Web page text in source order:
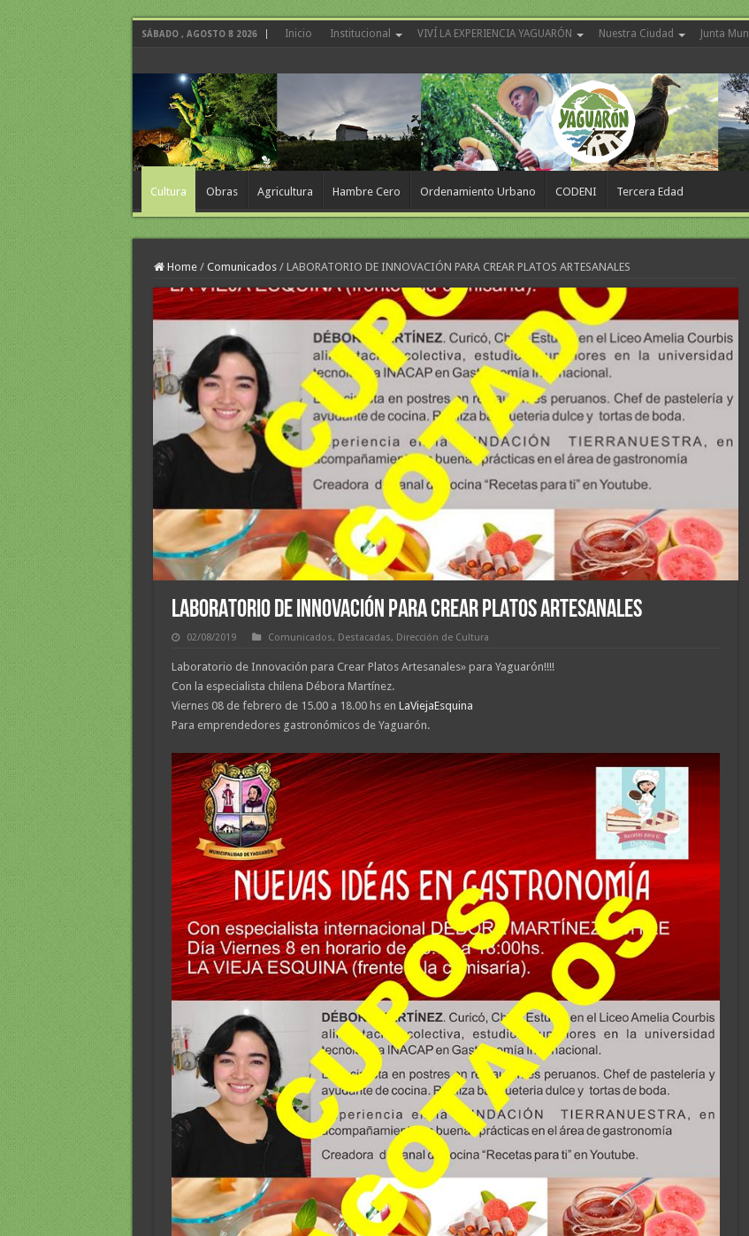
SÁBADO , AGOSTO 8 2026 Inicio Institucional VIVÍ LA EXPERIENCIA YAGUARÓN Nuestra Ciudad Junta
Cultura Obras Agricultura Hambre Cero Ordenamiento Urbano CODENI Tercera Edad
Home / Comunicados / LABORATORIO DE INNOVACIÓN PARA CREAR PLATOS ARTESANALES
LABORATORIO DE INNOVACIÓN PARA CREAR PLATOS ARTESANALES
02/08/2019 Comunicados, Destacadas, Dirección de Cultura
Laboratorio de Innovación para Crear Platos Artesanales» para Yaguarón!!!!
Con la especialista chilena Débora Martínez.
Viernes 08 de febrero de 15.00 a 18.00 hs en LaViejaEsquina
Para emprendedores gastronómicos de Yaguarón.